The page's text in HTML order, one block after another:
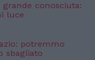
grande conosciuta:
luce
potremmo
sbagliato